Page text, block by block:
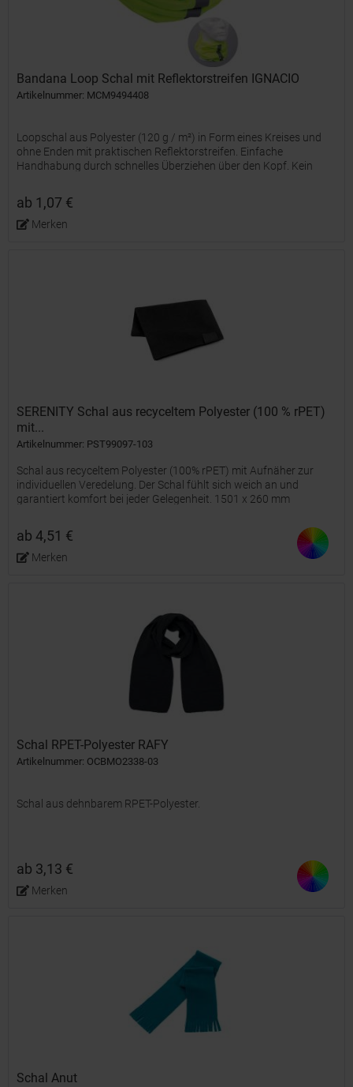
Bandana Loop Schal mit Reflektorstreifen IGNACIO
Artikelnummer: MCM9494408
Loopschal aus Polyester (120 g / m²) in Form eines Kreises und
ohne Enden mit praktischen Reflektorstreifen. Einfache
Handhabung durch schnelles Überziehen über den Kopf. Kein
ab 1,07 €
Merken
SERENITY Schal aus recyceltem Polyester (100 % rPET)
mit...
Artikelnummer: PST99097-103
Schal aus recyceltem Polyester (100% rPET) mit Aufnäher zur
individuellen Veredelung. Der Schal fühlt sich weich an und
garantiert komfort bei jeder Gelegenheit. 1501 x 260 mm
ab 4,51 €
Merken
Schal RPET-Polyester RAFY
Artikelnummer: OCBMO2338-03
Schal aus dehnbarem RPET-Polyester.
ab 3,13 €
Merken
Schal Anut